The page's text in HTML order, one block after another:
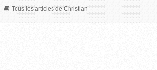
Tous les articles de Christian